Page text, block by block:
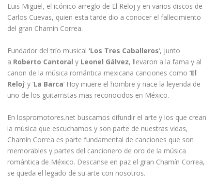
Luis Miguel, el icónico arreglo de El Reloj y en varios discos de
Carlos Cuevas, quien esta tarde dio a conocer el fallecimiento
del gran Chamín Correa.
Fundador del trío musical ‘Los Tres Caballeros‘, junto
a Roberto Cantoral y Leonel Gálvez, llevaron a la fama y al
canon de la música romántica mexicana canciones como ‘El
Reloj‘ y ‘La Barca‘ Hoy muere el hombre y nace la leyenda de
uno de los guitarristas mas reconocidos en México.
En lospromotores.net buscamos difundir el arte y los que crean
la música que escuchamos y son parte de nuestras vidas,
Chamín Correa es parte fundamental de canciones que son
memorables y partes del cancionero de oro de la música
romántica de México. Descanse en paz el gran Chamín Correa,
se queda el legado de su arte con nosotros.